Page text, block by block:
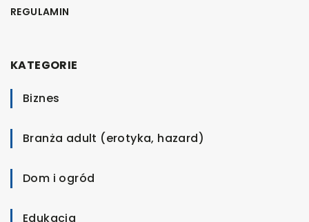
REGULAMIN
KATEGORIE
Biznes
Branża adult (erotyka, hazard)
Dom i ogród
Edukacja